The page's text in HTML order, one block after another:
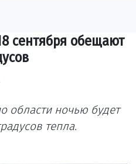
сентября обещают
области ночью будет
тепла.